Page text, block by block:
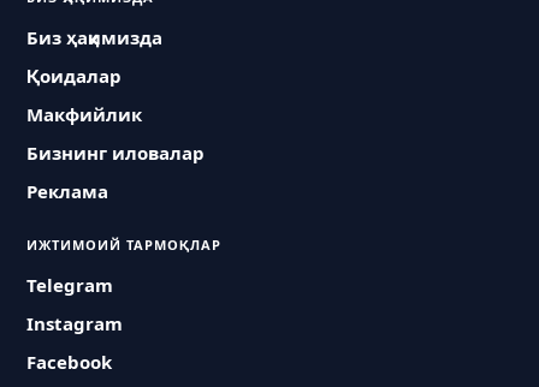
Биз ҳақимизда
Қоидалар
Макфийлик
Бизнинг иловалар
Реклама
ИЖТИМОИЙ ТАРМОҚЛАР
Telegram
Instagram
Facebook